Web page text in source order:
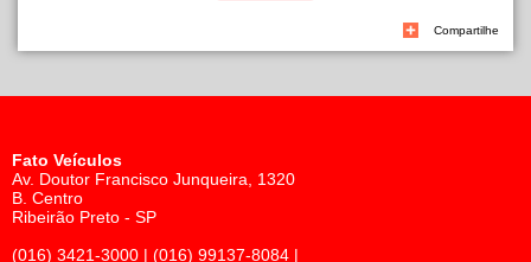
Compartilhe
Fato Veículos
Av. Doutor Francisco Junqueira, 1320
B. Centro
Ribeirão Preto - SP
(016) 3421-3000 | (016) 99137-8084 |